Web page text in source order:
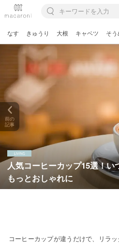
なす きゅうり 大根 キャベツ そう
人気コーヒーカップ15選！
もっとおしゃれに
前の
記事
コーヒーカップが違うだけで、リラ